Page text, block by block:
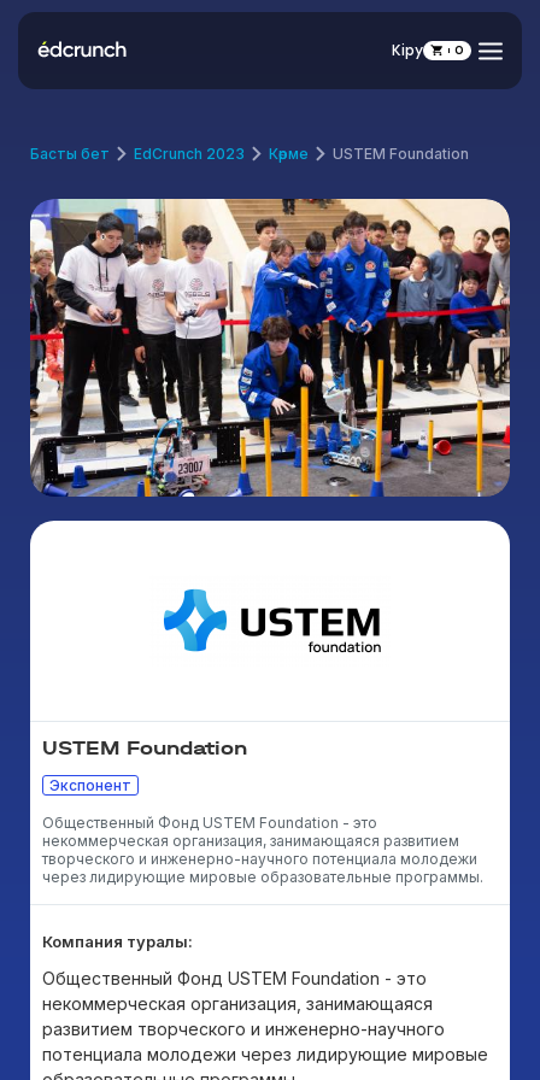
Кіру 0
Басты бет EdCrunch 2023 Көрме USTEM Foundation
USTEM Foundation
Экспонент
Общественный Фонд USTEM Foundation - это
некоммерческая организация, занимающаяся развитием
творческого и инженерно-научного потенциала молодежи
через лидирующие мировые образовательные программы.
Компания туралы:
Общественный Фонд USTEM Foundation - это
некоммерческая организация, занимающаяся
развитием творческого и инженерно-научного
потенциала молодежи через лидирующие мировые